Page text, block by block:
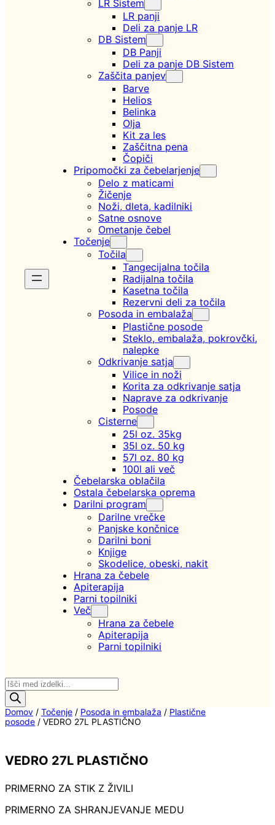
LR Sistem
LR panji
Deli za panje LR
DB Sistem
DB Panji
Deli za panje DB Sistem
Zaščita panjev
Barve
Helios
Belinka
Olja
Kit za les
Zaščitna pena
Čopiči
Pripomočki za čebelarjenje
Delo z maticami
Žičenje
Noži, dleta, kadilniki
Satne osnove
Ometanje čebel
Točenje
Točila
Tangecijalna točila
Radijalna točila
Kasetna točila
Rezervni deli za točila
Posoda in embalaža
Plastične posode
Steklo, embalaža, pokrovčki,
nalepke
Odkrivanje satja
Vilice in noži
Korita za odkrivanje satja
Naprave za odkrivanje
Posode
Cisterne
25l oz. 35kg
35l oz. 50 kg
57l oz. 80 kg
100l ali več
Čebelarska oblačila
Ostala čebelarska oprema
Darilni program
Darilne vrečke
Panjske končnice
Darilni boni
Knjige
Skodelice, obeski, nakit
Hrana za čebele
Apiterapija
Parni topilniki
Več
Hrana za čebele
Apiterapija
Parni topilniki
Products
search
Domov / Točenje / Posoda in embalaža / Plastične
posode / VEDRO 27L PLASTIČNO
VEDRO 27L PLASTIČNO
PRIMERNO ZA STIK Z ŽIVILI
PRIMERNO ZA SHRANJEVANJE MEDU